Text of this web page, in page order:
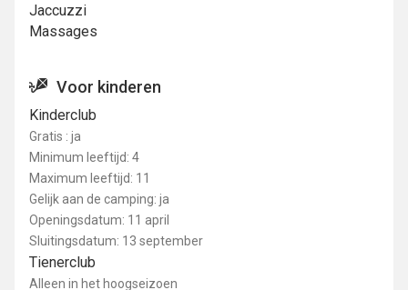
Jaccuzzi
Massages
Voor kinderen
Kinderclub
Gratis : ja
Minimum leeftijd: 4
Maximum leeftijd: 11
Gelijk aan de camping: ja
Openingsdatum: 11 april
Sluitingsdatum: 13 september
Tienerclub
Alleen in het hoogseizoen